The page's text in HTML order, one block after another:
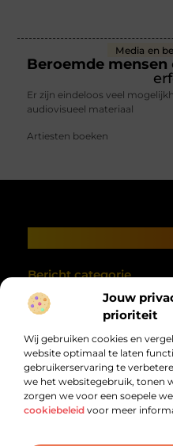
Jouw
prioriteit
Wij gebruiken cookies en
website optimaal te laten
gebruikerservaring te
we het websitegebruik, tonen
zorgen we voor een soepele
cookiebeleid voor meer
Media en
Beroemde mensen
Er zijn eindeloos veel
audiovisueel materiaal
Artiesten boeken
Bericht categorie
Van alles wat,